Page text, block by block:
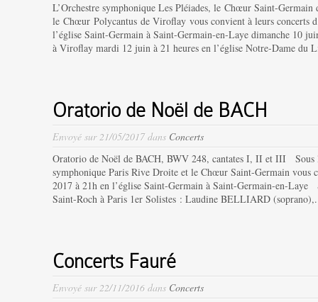
L’Orchestre symphonique Les Pléiades, le Chœur Saint-
le Chœur Polycantus de Viroflay vous convient à leurs concerts
l’église Saint-Germain à Saint-Germain-en-Laye dimanche 10
à Viroflay mardi 12 juin à 21 heures en l’église Notre-Dame du
Oratorio de Noël de BACH
Envoyé sur 21/05/2017 dans Concerts
Oratorio de Noël de BACH, BWV 248, cantates I, II et III Sous
symphonique Paris Rive Droite et le Chœur Saint-Germain
2017 à 21h en l’église Saint-Germain à Saint-Germain-en-Laye
Saint-Roch à Paris 1er Solistes : Laudine BELLIARD
Concerts Fauré
Envoyé sur 22/11/2016 dans Concerts